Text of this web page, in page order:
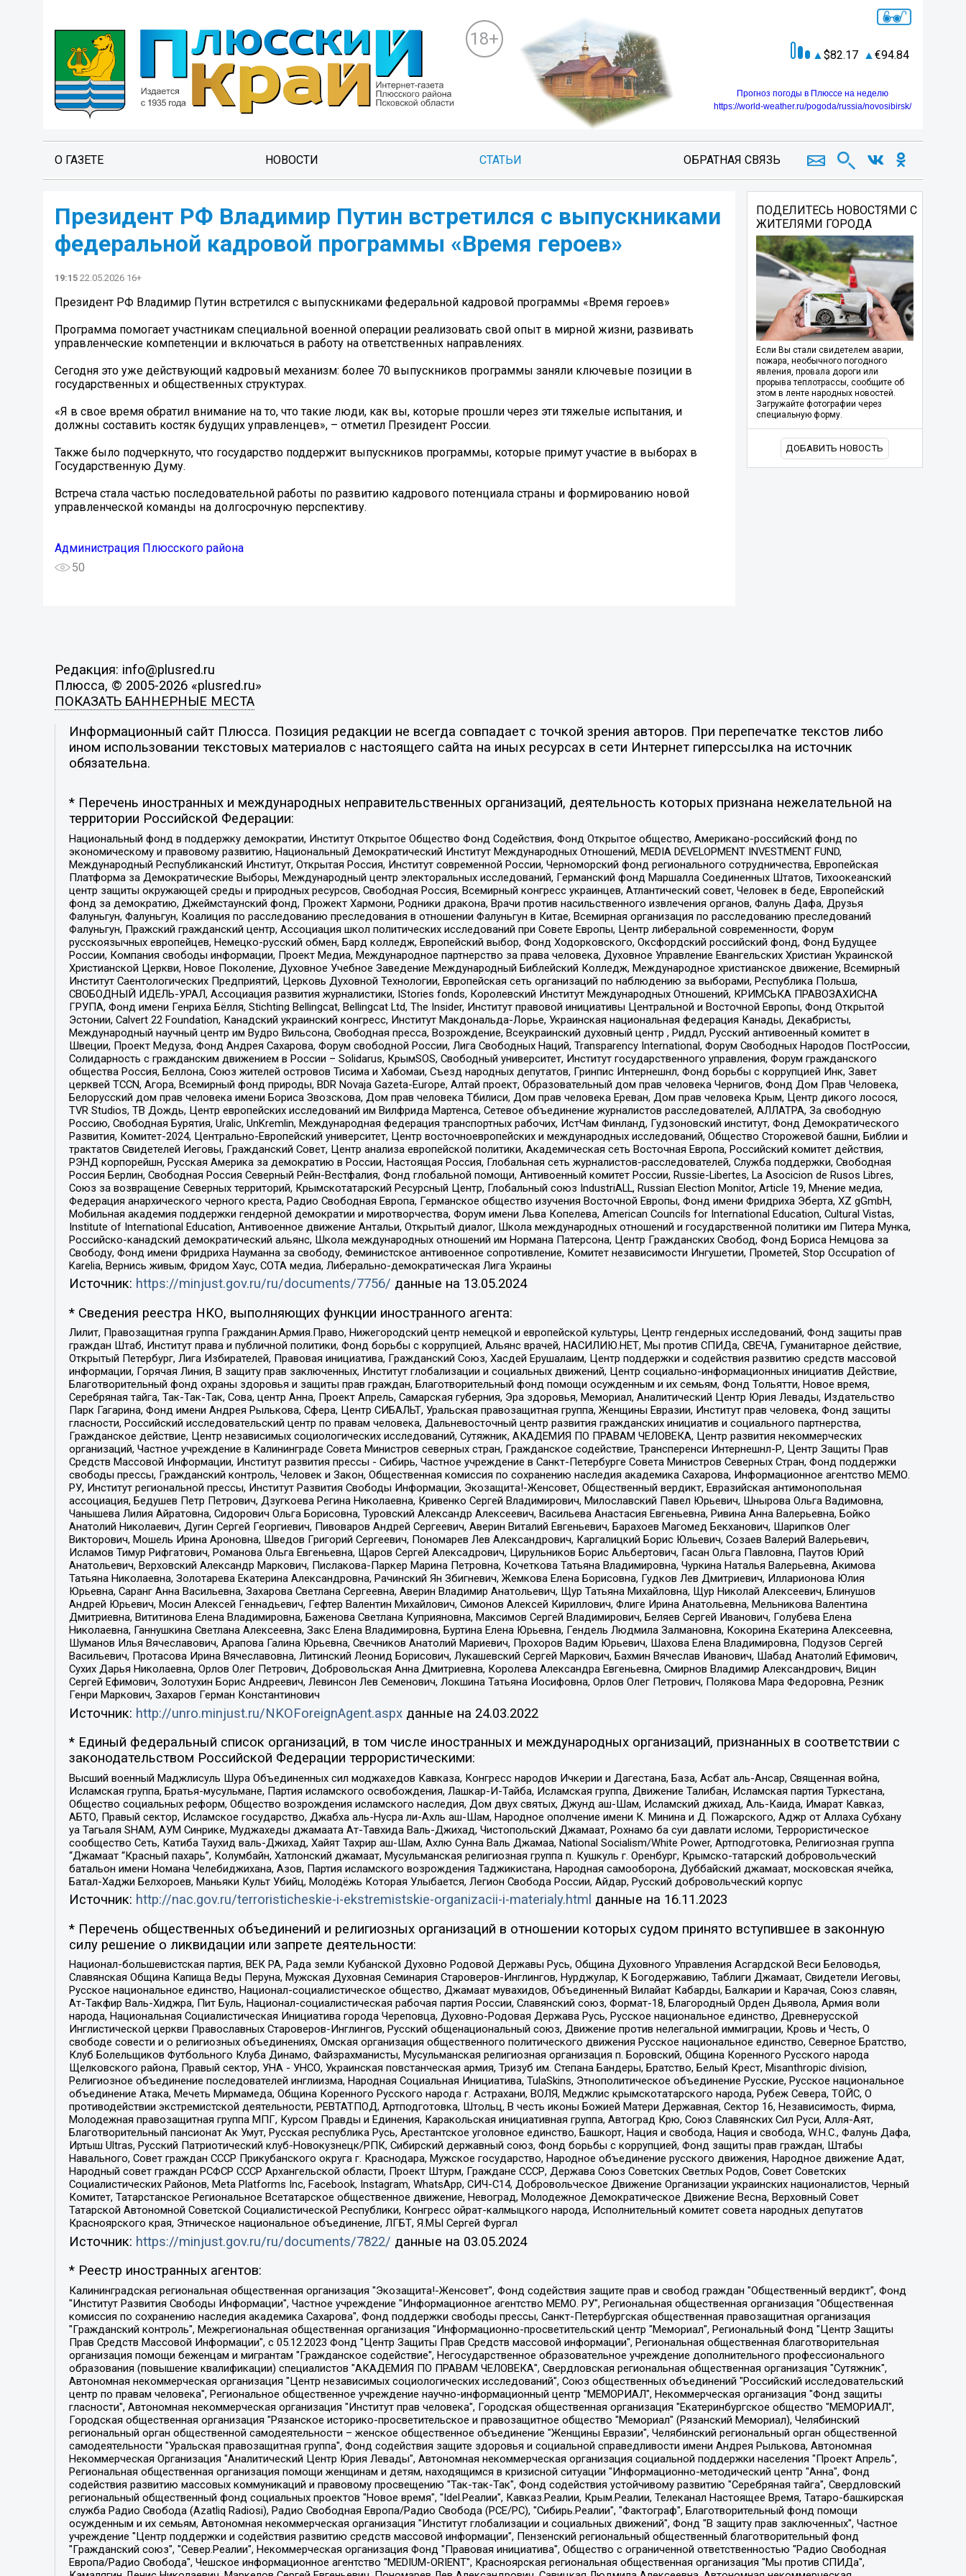
18+
82.17 94.84
Прогноз погоды в Плюссе на неделю
https://world-weather.ru/pogoda/russia/novosibirsk/
О ГАЗЕТЕ НОВОСТИ СТАТЬИ ОБРАТНАЯ СВЯЗЬ
Президент РФ Владимир Путин встретился с выпускниками
федеральной кадровой программы «Время героев»
19:15 22.05.2026 16+
Президент РФ Владимир Путин встретился с выпускниками федеральной кадровой программы «Время героев»
Программа помогает участникам специальной военной операции реализовать свой опыт в мирной жизни, развивать
управленческие компетенции и включаться в работу на ответственных направлениях.
Сегодня это уже действующий кадровый механизм: более 70 выпускников программы заняли ключевые позиции в
государственных и общественных структурах.
«Я в свое время обратил внимание на то, что такие люди, как вы, которые прошли через эти тяжелые испытания, и
должны составить костяк будущих управленцев», – отметил Президент России.
Также было подчеркнуто, что государство поддержит выпускников программы, которые примут участие в выборах в
Государственную Думу.
Встреча стала частью последовательной работы по развитию кадрового потенциала страны и формированию новой
управленческой команды на долгосрочную перспективу.
Администрация Плюсского района
50
ПОДЕЛИТЕСЬ НОВОСТЯМИ С
ЖИТЕЛЯМИ ГОРОДА
Если Вы стали свидетелем аварии,
пожара, необычного погодного
явления, провала дороги или
прорыва теплотрассы, сообщите об
этом в ленте народных новостей.
Загружайте фотографии через
специальную форму.
ДОБАВИТЬ НОВОСТЬ
Редакция: info@plusred.ru
Плюсса, © 2005-2026 «plusred.ru»
ПОКАЗАТЬ БАННЕРНЫЕ МЕСТА
Информационный сайт Плюсса. Позиция редакции не всегда совпадает с точкой зрения авторов. При перепечатке текстов либо
ином использовании текстовых материалов с настоящего сайта на иных ресурсах в сети Интернет гиперссылка на источник
обязательна.
* Перечень иностранных и международных неправительственных организаций, деятельность которых признана нежелательной на
территории Российской Федерации:
Национальный фонд в поддержку демократии, Институт Открытое Общество Фонд Содействия, Фонд Открытое общество, Американо-российский фонд по
экономическому и правовому развитию, Национальный Демократический Институт Международных Отношений, MEDIA DEVELOPMENT INVESTMENT FUND,
Международный Республиканский Институт, Открытая Россия, Институт современной России, Черноморский фонд регионального сотрудничества, Европейская
Платформа за Демократические Выборы, Международный центр электоральных исследований, Германский фонд Маршалла Соединенных Штатов, Тихоокеанский
центр защиты окружающей среды и природных ресурсов, Свободная Россия, Всемирный конгресс украинцев, Атлантический совет, Человек в беде, Европейский
фонд за демократию, Джеймстаунский фонд, Прожект Хармони, Родники дракона, Врачи против насильственного извлечения органов, Фалунь Дафа, Друзья
Фалуньгун, Фалуньгун, Коалиция по расследованию преследования в отношении Фалуньгун в Китае, Всемирная организация по расследованию преследований
Фалуньгун, Пражский гражданский центр, Ассоциация школ политических исследований при Совете Европы, Центр либеральной современности, Форум
русскоязычных европейцев, Немецко-русский обмен, Бард колледж, Европейский выбор, Фонд Ходорковского, Оксфордский российский фонд, Фонд Будущее
России, Компания свободы информации, Проект Медиа, Международное партнерство за права человека, Духовное Управление Евангельских Христиан Украинской
Христианской Церкви, Новое Поколение, Духовное Учебное Заведение Международный Библейский Колледж, Международное христианское движение, Всемирный
Институт Саентологических Предприятий, Церковь Духовной Технологии, Европейская сеть организаций по наблюдению за выборами, Республика Польша,
СВОБОДНЫЙ ИДЕЛЬ-УРАЛ, Ассоциация развития журналистики, IStories fonds, Королевский Институт Международных Отношений, КРИМСЬКА ПРАВОЗАХИСНА
ГРУПА, Фонд имени Генриха Бёлля, Stichting Bellingcat, Bellingcat Ltd, The Insider, Институт правовой инициативы Центральной и Восточной Европы, Фонд Открытой
Эстонии, Calvert 22 Foundation, Канадский украинский конгресс, Институт Макдональда-Лорье, Украинская национальная федерация Канады, Декабристы,
Международный научный центр им Вудро Вильсона, Свободная пресса, Возрождение, Всеукраинский духовный центр , Риддл, Русский антивоенный комитет в
Швеции, Проект Медуза, Фонд Андрея Сахарова, Форум свободной России, Лига Свободных Наций, Transparеncy International, Форум Свободных Народов ПостРоссии,
Солидарность с гражданским движением в России – Solidarus, КрымSOS, Свободный университет, Институт государственного управления, Форум гражданского
общества Россия, Беллона, Союз жителей островов Тисима и Хабомаи, Съезд народных депутатов, Гринпис Интернешнл, Фонд борьбы с коррупцией Инк, Завет
церквей TCCN, Агора, Всемирный фонд природы, BDR Novaja Gazeta-Europe, Алтай проект, Образовательный дом прав человека Чернигов, Фонд Дом Прав Человека,
Белорусский дом прав человека имени Бориса Звозскова, Дом прав человека Тбилиси, Дом прав человека Ереван, Дом прав человека Крым, Центр дикого лосося,
TVR Studios, ТВ Дождь, Центр европейских исследований им Вилфрида Мартенса, Сетевое объединение журналистов расследователей, АЛЛАТРА, За свободную
Россию, Свободная Бурятия, Uralic, UnKremlin, Международная федерация транспортных рабочих, ИстЧам Финланд, Гудзоновский институт, Фонд Демократического
Развития, Комитет-2024, Центрально-Европейский университет, Центр восточноевропейских и международных исследований, Общество Сторожевой башни, Библии и
трактатов Свидетелей Иеговы, Гражданский Совет, Центр анализа европейской политики, Академическая сеть Восточная Европа, Российский комитет действия,
РЭНД корпорейшн, Русская Америка за демократию в России, Настоящая Россия, Глобальная сеть журналистов-расследователей, Служба поддержки, Свободная
Россия Берлин, Свободная Россия Северный Рейн-Вестфалия, Фонд глобальной помощи, Антивоенный комитет России, Russie-Libertes, La Asocicion de Rusos Libres,
Союз за возвращение Северных территорий, Крымскотатарский Ресурсный Центр, Глобальный союз IndustriALL, Russian Election Monitor, Article 19, Мнение медиа,
Федерация анархического черного креста, Радио Свободная Европа, Германское общество изучения Восточной Европы, Фонд имени Фридриха Эберта, XZ gGmbH,
Мобильная академия поддержки гендерной демократии и миротворчества, Форум имени Льва Копелева, American Councils for International Education, Cultural Vistas,
Institute of International Education, Антивоенное движение Антальи, Открытый диалог, Школа международных отношений и государственной политики им Питера Мунка,
Российско-канадский демократический альянс, Школа международных отношений им Нормана Патерсона, Центр Гражданских Свобод, Фонд Бориса Немцова за
Свободу, Фонд имени Фридриха Науманна за свободу, Феминистское антивоенное сопротивление, Комитет независимости Ингушетии, Прометей, Stop Occupation of
Karelia, Вернись живым, Фридом Хаус, СОТА медиа, Либерально-демократическая Лига Украины
Источник: https://minjust.gov.ru/ru/documents/7756/ данные на 13.05.2024
* Сведения реестра НКО, выполняющих функции иностранного агента:
Лилит, Правозащитная группа Гражданин.Армия.Право, Нижегородский центр немецкой и европейской культуры, Центр гендерных исследований, Фонд защиты прав
граждан Штаб, Институт права и публичной политики, Фонд борьбы с коррупцией, Альянс врачей, НАСИЛИЮ.НЕТ, Мы против СПИДа, СВЕЧА, Гуманитарное действие,
Открытый Петербург, Лига Избирателей, Правовая инициатива, Гражданский Союз, Хасдей Ерушалаим, Центр поддержки и содействия развитию средств массовой
информации, Горячая Линия, В защиту прав заключенных, Институт глобализации и социальных движений, Центр социально-информационных инициатив Действие,
Благотворительный фонд охраны здоровья и защиты прав граждан, Благотворительный фонд помощи осужденным и их семьям, Фонд Тольятти, Новое время,
Серебряная тайга, Так-Так-Так, Сова, центр Анна, Проект Апрель, Самарская губерния, Эра здоровья, Мемориал, Аналитический Центр Юрия Левады, Издательство
Парк Гагарина, Фонд имени Андрея Рылькова, Сфера, Центр СИБАЛЬТ, Уральская правозащитная группа, Женщины Евразии, Институт прав человека, Фонд защиты
гласности, Российский исследовательский центр по правам человека, Дальневосточный центр развития гражданских инициатив и социального партнерства,
Гражданское действие, Центр независимых социологических исследований, Сутяжник, АКАДЕМИЯ ПО ПРАВАМ ЧЕЛОВЕКА, Центр развития некоммерческих
организаций, Частное учреждение в Калининграде Совета Министров северных стран, Гражданское содействие, Трансперенси Интернешнл-Р, Центр Защиты Прав
Средств Массовой Информации, Институт развития прессы - Сибирь, Частное учреждение в Санкт-Петербурге Совета Министров Северных Стран, Фонд поддержки
свободы прессы, Гражданский контроль, Человек и Закон, Общественная комиссия по сохранению наследия академика Сахарова, Информационное агентство МЕМО.
РУ, Институт региональной прессы, Институт Развития Свободы Информации, Экозащита!-Женсовет, Общественный вердикт, Евразийская антимонопольная
ассоциация, Бедушев Петр Петрович, Дзугкоева Регина Николаевна, Кривенко Сергей Владимирович, Милославский Павел Юрьевич, Шнырова Ольга Вадимовна,
Чанышева Лилия Айратовна, Сидорович Ольга Борисовна, Туровский Александр Алексеевич, Васильева Анастасия Евгеньевна, Ривина Анна Валерьевна, Бойко
Анатолий Николаевич, Дугин Сергей Георгиевич, Пивоваров Андрей Сергеевич, Аверин Виталий Евгеньевич, Барахоев Магомед Бекханович, Шарипков Олег
Викторович, Мошель Ирина Ароновна, Шведов Григорий Сергеевич, Пономарев Лев Александрович, Каргалицкий Борис Юльевич, Созаев Валерий Валерьевич,
Исламов Тимур Рифгатович, Романова Ольга Евгеньевна, Щаров Сергей Алексадрович, Цирульников Борис Альбертович, Гасан Ольга Павловна, Паутов Юрий
Анатольевич, Верховский Александр Маркович, Пислакова-Паркер Марина Петровна, Кочеткова Татьяна Владимировна, Чуркина Наталья Валерьевна, Акимова
Татьяна Николаевна, Золотарева Екатерина Александровна, Рачинский Ян Збигневич, Жемкова Елена Борисовна, Гудков Лев Дмитриевич, Илларионова Юлия
Юрьевна, Саранг Анна Васильевна, Захарова Светлана Сергеевна, Аверин Владимир Анатольевич, Щур Татьяна Михайловна, Щур Николай Алексеевич, Блинушов
Андрей Юрьевич, Мосин Алексей Геннадьевич, Гефтер Валентин Михайлович, Симонов Алексей Кириллович, Флиге Ирина Анатольевна, Мельникова Валентина
Дмитриевна, Вититинова Елена Владимировна, Баженова Светлана Куприяновна, Максимов Сергей Владимирович, Беляев Сергей Иванович, Голубева Елена
Николаевна, Ганнушкина Светлана Алексеевна, Закс Елена Владимировна, Буртина Елена Юрьевна, Гендель Людмила Залмановна, Кокорина Екатерина Алексеевна,
Шуманов Илья Вячеславович, Арапова Галина Юрьевна, Свечников Анатолий Мариевич, Прохоров Вадим Юрьевич, Шахова Елена Владимировна, Подузов Сергей
Васильевич, Протасова Ирина Вячеславовна, Литинский Леонид Борисович, Лукашевский Сергей Маркович, Бахмин Вячеслав Иванович, Шабад Анатолий Ефимович,
Сухих Дарья Николаевна, Орлов Олег Петрович, Добровольская Анна Дмитриевна, Королева Александра Евгеньевна, Смирнов Владимир Александрович, Вицин
Сергей Ефимович, Золотухин Борис Андреевич, Левинсон Лев Семенович, Локшина Татьяна Иосифовна, Орлов Олег Петрович, Полякова Мара Федоровна, Резник
Генри Маркович, Захаров Герман Константинович
Источник: http://unro.minjust.ru/NKOForeignAgent.aspxданные на 24.03.2022
* Единый федеральный список организаций, в том числе иностранных и международных организаций, признанных в соответствии с
законодательством Российской Федерации террористическими:
Высший военный Маджлисуль Шура Объединенных сил моджахедов Кавказа, Конгресс народов Ичкерии и Дагестана, База, Асбат аль-Ансар, Священная война,
Исламская группа, Братья-мусульмане, Партия исламского освобождения, Лашкар-И-Тайба, Исламская группа, Движение Талибан, Исламская партия Туркестана,
Общество социальных реформ, Общество возрождения исламского наследия, Дом двух святых, Джунд аш-Шам, Исламский джихад, Аль-Каида, Имарат Кавказ,
АБТО, Правый сектор, Исламское государство, Джабха аль-Нусра ли-Ахль аш-Шам, Народное ополчение имени К. Минина и Д. Пожарского, Аджр от Аллаха Субхану
уа Тагьаля SHAM, АУМ Синрике, Муджахеды джамаата Ат-Тавхида Валь-Джихад, Чистопольский Джамаат, Рохнамо ба суи давлати исломи, Террористическое
сообщество Сеть, Катиба Таухид валь-Джихад, Хайят Тахрир аш-Шам, Ахлю Сунна Валь Джамаа, National Socialism/White Power, Артподготовка, Религиозная группа
“Джамаат “Красный пахарь”, Колумбайн, Хатлонский джамаат, Мусульманская религиозная группа п. Кушкуль г. Оренбург, Крымско-татарский добровольческий
батальон имени Номана Челебиджихана, Азов, Партия исламского возрождения Таджикистана, Народная самооборона, Дуббайский джамаат, московская ячейка,
Батал-Хаджи Белхороев, Маньяки Культ Убийц, Молодёжь Которая Улыбается, Легион Свобода России, Айдар, Русский добровольческий корпус
Источник: http://nac.gov.ru/terroristicheskie-i-ekstremistskie-organizacii-i-materialy.html данные на 16.11.2023
* Перечень общественных объединений и религиозных организаций в отношении которых судом принято вступившее в законную
силу решение о ликвидации или запрете деятельности:
Национал-большевистская партия, ВЕК РА, Рада земли Кубанской Духовно Родовой Державы Русь, Община Духовного Управления Асгардской Веси Беловодья,
Славянская Община Капища Веды Перуна, Мужская Духовная Семинария Староверов-Инглингов, Нурджулар, К Богодержавию, Таблиги Джамаат, Свидетели Иеговы,
Русское национальное единство, Национал-социалистическое общество, Джамаат мувахидов, Объединенный Вилайат Кабарды, Балкарии и Карачая, Союз славян,
Ат-Такфир Валь-Хиджра, Пит Буль, Национал-социалистическая рабочая партия России, Славянский союз, Формат-18, Благородный Орден Дьявола, Армия воли
народа, Национальная Социалистическая Инициатива города Череповца, Духовно-Родовая Держава Русь, Русское национальное единство, Древнерусской
Инглистической церкви Православных Староверов-Инглингов, Русский общенациональный союз, Движение против нелегальной иммиграции, Кровь и Честь, О
свободе совести и о религиозных объединениях, Омская организация общественного политического движения Русское национальное единство, Северное Братство,
Клуб Болельщиков Футбольного Клуба Динамо, Файзрахманисты, Мусульманская религиозная организация п. Боровский, Община Коренного Русского народа
Щелковского района, Правый сектор, УНА - УНСО, Украинская повстанческая армия, Тризуб им. Степана Бандеры, Братство, Белый Крест, Misanthropic division,
Религиозное объединение последователей инглиизма, Народная Социальная Инициатива, TulaSkins, Этнополитическое объединение Русские, Русское национальное
объединение Атака, Мечеть Мирмамеда, Община Коренного Русского народа г. Астрахани, ВОЛЯ, Меджлис крымскотатарского народа, Рубеж Севера, ТОЙС, О
противодействии экстремистской деятельности, РЕВТАТПОД, Артподготовка, Штольц, В честь иконы Божией Матери Державная, Сектор 16, Независимость, Фирма,
Молодежная правозащитная группа МПГ, Курсом Правды и Единения, Каракольская инициативная группа, Автоград Крю, Союз Славянских Сил Руси, Алля-Аят,
Благотворительный пансионат Ак Умут, Русская республика Русь, Арестантское уголовное единство, Башкорт, Нация и свобода, Нация и свобода, W.H.С., Фалунь Дафа,
Иртыш Ultras, Русский Патриотический клуб-Новокузнецк/РПК, Сибирский державный союз, Фонд борьбы с коррупцией, Фонд защиты прав граждан, Штабы
Навального, Совет граждан СССР Прикубанского округа г. Краснодара, Мужское государство, Народное объединение русского движения, Народное движение Адат,
Народный совет граждан РСФСР СССР Архангельской области, Проект Штурм, Граждане СССР, Держава Союз Советских Светлых Родов, Совет Советских
Социалистических Районов, Meta Platforms Inc, Facebook, Instagram, WhatsApp, СИЧ-С14, Добровольческое Движение Организации украинских националистов, Черный
Комитет, Татарстанское Региональное Всетатарское общественное движение, Невоград, Молодежное Демократическое Движение Весна, Верховный Совет
Татарской Автономной Советской Социалистической Республики, Конгресс ойрат-калмыцкого народа, Исполнительный комитет совета народных депутатов
Красноярского края, Этническое национальное объединение, ЛГБТ, Я.МЫ Сергей Фургал
Источник: https://minjust.gov.ru/ru/documents/7822/ данные на 03.05.2024
* Реестр иностранных агентов:
Калининградская региональная общественная организация "Экозащита!-Женсовет", Фонд содействия защите прав и свобод граждан "Общественный вердикт", Фонд "Институт Развития Свободы Информации", Частное учреждение "Информационное агентство МЕМО. РУ", Региональная общественная организация "Общественная комиссия по сохранению наследия академика Сахарова", Фонд поддержки свободы прессы, Санкт-Петербургская общественная правозащитная организация "Гражданский контроль", Межрегиональная общественная организация "Информационно-просветительский центр "Мемориал", Региональный Фонд "Центр Защиты Прав Средств Массовой Информации", с 05.12.2023 Фонд "Центр Защиты Прав Средств массовой информации", Региональная общественная благотворительная организация помощи беженцам и мигрантам "Гражданское содействие", Негосударственное образовательное учреждение дополнительного профессионального образования (повышение квалификации) специалистов "АКАДЕМИЯ ПО ПРАВАМ ЧЕЛОВЕКА", Свердловская региональная общественная организация "Сутяжник", Автономная некоммерческая организация "Центр независимых социологических исследований", Союз общественных объединений "Российский исследовательский центр по правам человека", Региональное общественное учреждение научно-информационный центр "МЕМОРИАЛ", Некоммерческая организация "Фонд защиты гласности", Автономная некоммерческая организация "Институт прав человека", Городская общественная организация "Екатеринбургское общество "МЕМОРИАЛ", Городская общественная организация "Рязанское историко-просветительское и правозащитное общество "Мемориал" (Рязанский Мемориал), Челябинский региональный орган общественной самодеятельности – женское общественное объединение "Женщины Евразии", Челябинский региональный орган общественной самодеятельности "Уральская правозащитная группа", Фонд содействия защите здоровья и социальной справедливости имени Андрея Рылькова, Автономная Некоммерческая Организация "Аналитический Центр Юрия Левады", Автономная некоммерческая организация социальной поддержки населения "Проект Апрель", Региональная общественная организация помощи женщинам и детям, находящимся в кризисной ситуации "Информационно-методический центр "Анна", Фонд содействия развитию массовых коммуникаций и правовому просвещению "Так-так-Так", Фонд содействия устойчивому развитию "Серебряная тайга", Свердловский региональный общественный фонд социальных проектов "Новое время", "Idel.Реалии", Кавказ.Реалии, Крым.Реалии, Телеканал Настоящее Время, Татаро-башкирская служба Радио Свобода (Azatliq Radiosi), Радио Свободная Европа/Радио Свобода (PCE/PC), "Сибирь.Реалии", "Фактограф", Благотворительный фонд помощи осужденным и их семьям, Автономная некоммерческая организация "Институт глобализации и социальных движений", Фонд "В защиту прав заключенных", Частное учреждение "Центр поддержки и содействия развитию средств массовой информации", Пензенский региональный общественный благотворительный фонд "Гражданский союз", "Север.Реалии", Некоммерческая организация Фонд "Правовая инициатива", Общество с ограниченной ответственностью "Радио Свободная Европа/Радио Свобода", Чешское информационное агентство "MEDIUM-ORIENT", Красноярская региональная общественная организация "Мы против СПИДа", Камалягин Денис Николаевич, Маркелов Сергей Евгеньевич, Пономарев Лев Александрович, Савицкая Людмила Алексеевна, Автономная некоммерческая организация "Центр по работе с проблемой насилия "НАСИЛИЮ.НЕТ", Межрегиональный профессиональный союз работников здравоохранения "Альянс врачей", Юридическое лицо, зарегистрированное в Латвийской Республике, SIA "Medusa Project" (регистрационный номер 40103797863, дата регистрации 10.06.2014), Некоммерческая организация "Фонд по борьбе с коррупцией", Автономная некоммерческая организация "Институт права и публичной политики", Баданин Роман Сергеевич, Гликин Максим Александрович, Железнова Мария Михайловна, Лукьянова Юлия Сергеевна, Маетная Елизавета Витальевна, Маняхин Петр Борисович, Чуракова Ольга Владимировна, Ярош Юлия Петровна, Юридическое лицо "The Insider SIA", зарегистрированное в Риге, Латвийская Республика (дата регистрации 26.06.2015), являющееся администратором доменного имени интернет-издания "The Insider SIA", https://theins.ru, Постернак Алексей Евгеньевич, Рубин Михаил Аркадьевич, Анин Роман Александрович, Юридическое лицо Istories fonds, зарегистрированное в Латвийской Республике (регистрационный номер 50008295751, дата регистрации 24.02.2020), Великовский Дмитрий Александрович, Долинина Ирина Николаевна, Мароховская Алеся Алексеевна, Шлейнов Роман Юрьевич, Шмагун Олеся Валентиновна, Общество с ограниченной ответственностью "Альтаир 2021", Общество с ограниченной ответственностью "Вега 2021", Общество с ограниченной ответственностью "Главный редактор 2021", Общество с ограниченной ответственностью "Ромашки монолит", Важенков Артем Валерьевич, Ивановская областная общественная организация "Центр гендерных исследований", Гурман Юрий Альбертович, Медиапроект "ОВД-Инфо", Егоров Владимир Владимирович, Жилинский Владимир Александрович, Общество с ограниченной ответственностью "ЗП", Иванова София Юрьевна, Карезина Инна Павловна, Кильтау Екатерина Викторовна, Петров Алексей Викторович, Пискунов Сергей Евгеньевич, Смирнов Сергей Сергеевич, Тихонов Михаил Сергеевич, Общество с ограниченной ответственностью "ЖУРНАЛИСТ-ИНОСТРАННЫЙ АГЕНТ", Арапова Галина Юрьевна, Вольтская Татьяна Анатольевна, Американская компания "Mason G.E.S. Anonymous Foundation" (США), являющаяся владельцем интернет-издания https://mnews.world/, Компания "Stichting Bellingcat", зарегистрированная в Нидерландах (дата регистрации 11.07.2018), Захаров Андрей Вячеславович, Клепиковская Екатерина Дмитриевна, Общество с ограниченной ответственностью "МЕМО", Перл Роман Александрович, Симонов Евгений Алексеевич, Соловьева Елена Анатольевна, Сотников Даниил Владимирович, Сурначева Елизавета Дмитриевна, Автономная некоммерческая организация по защите прав человека и информированию населения "Якутия – Наше Мнение", Общество с ограниченной ответственностью "Москоу диджитал медиа", с 26.01.2023 Общество с ограниченной ответственностью "Чайка Белые сады", Ветошкина Валерия Валерьевна, Заговора Максим Александрович, Межрегиональное общественное движение "Российская ЛГБТ - сеть", Оленичев Максим Владимирович, Павлов Иван Юрьевич, Скворцова Елена Сергеевна, Общество с ограниченной ответственностью "Как бы инагент", Кочетков Игорь Викторович, Общество с ограниченной ответственностью "Честные выборы", Еланчик Олег Александрович, Общество с ограниченной ответственностью "Нобелевский призыв", Гималова Регина Эмилевна, Григорьев Андрей Валерьевич, Григорьева Алина Александровна, Ассоциация по содействию защите прав призывников, альтернативнослужащих и военнослужащих "Правозащитная группа "Гражданин.Армия.Право", Хисамова Регина Фаритовна, Автономная некоммерческая организация по реализации социально-правовых программ "Лилит", Дальневосточное общественное движение "Маяк", Санкт-Петербургская ЛГБТ-инициативная группа "Выход", Инициативная группа ЛГБТ+ "Реверс", Алексеев Андрей Викторович, Бекбулатова Таисия Львовна, Беляев Иван Михайлович, Владыкина Елена Сергеевна, Гельман Марат Александрович, Никульшина Вероника Юрьевна, Толоконникова Надежда Андреевна, Шендерович Виктор Анатольевич, Общество с ограниченной ответственностью "Данное сообщение", Общество с ограниченной ответственностью Издательский дом "Новая глава", Айнбиндер Александра Александровна, Московский комьюнити-центр для ЛГБТ+инициатив, Благотворительный фонд развития филантропии, Deutsche Welle (Германия, Kurt-Schumacher-Strasse 3, 53113 Bonn), Борзунова Мария Михайловна, Воробьев Виктор Викторович, Голубева Анна Львовна, Константинова Алла Михайловна, Малкова Ирина Владимировна, Мурадов Мурад Абдулгалимович, Осетинская Елизавета Николаевна, Понасенков Евгений Николаевич, Ганапольский Матвей Юрьевич, Киселев Евгений Алексеевич, Борухович Ирина Григорьевна, Дремин Иван Тимофеевич, Дубровский Дмитрий Викторович, Красноярская региональная общественная организация поддержки и развития альтернативных образовательных технологий и межкультурных коммуникаций "ИНТЕРРА", Маяковская Екатерина Алексеевна, Фейгин Марк Захарович, Филимонов Андрей Викторович, Дзугкоева Регина Николаевна, Доброхотов Роман Александрович, Дудь Юрий Александрович, Елкин Сергей Владимирович, Кругликов Кирилл Игоревич, Сабунаева Мария Леонидовна, Семенов Алексей Владимирович, Шаинян Карен Багратович, Шульман Екатерина Михайловна, Асафьев Артур Валерьевич, Вахштайн Виктор Семенович, Венедиктов Алексей Алексеевич, Лушникова Екатерина Евгеньевна, Волков Леонид Михайлович, Невзоров Александр Глебович, Пархоменко Сергей Борисович, Сироткин Ярослав Николаевич, Кара-Мурза Владимир Владимирович, Баранова Наталья Владимировна, Гозман Леонид Яковлевич, Кагарлицкий Борис Юльевич, Климарев Михаил Валерьевич, Милов Владимир Станиславович, Автономная некоммерческая организация Краснодарский центр современного искусства "Типография", Моргенштерн Алишер Тагирович, Соболь Любовь Эдуардовна, Общество с ограниченной ответственностью "ЛИЗА НОРМ", Каспаров Гарри Кимович, Ходорковский Михаил Борисович, Общество с ограниченной ответственностью "Апрельские тезисы", Данилович Ирина Брониславовна, Кашин Олег Владимирович, Петров Николай Владимирович, Пивоваров Алексей Владимирович, Соколов Михаил Владимирович, Цветкова Юлия Владимировна, Чичваркин Евгений Александрович, Комитет против пыток/Команда против пыток, Общество с ограниченной ответственностью "Первый научный", Общество с ограниченной ответственностью "Вертолет и ко", Белоцерковская Вероника Борисовна, Кац Максим Евгеньевич, Лазарева Татьяна Юрьевна, Шаведдинов Руслан Табризович, Яшин Илья Валерьевич, Общество с ограниченной ответственностью "Иноагент ААВ", Алешковский Дмитрий Петрович, Альбац Евгения Марковна, Быков Дмитрий Львович, Галямина Юлия Евгеньевна, Лойко Сергей Леонидович, Мартынов Кирилл Константинович, Медведев Сергей Александрович, Крашенинников Федор Геннадиевич, Гордеева Катерина Вл